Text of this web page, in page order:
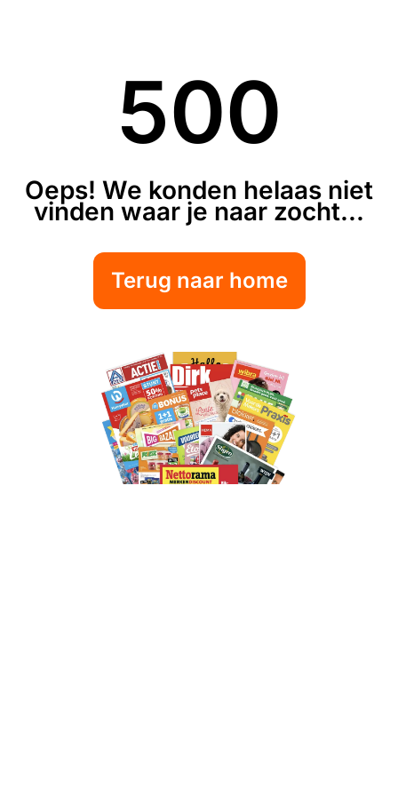
500
Oeps! We konden helaas niet
vinden waar je naar zocht...
Terug naar home